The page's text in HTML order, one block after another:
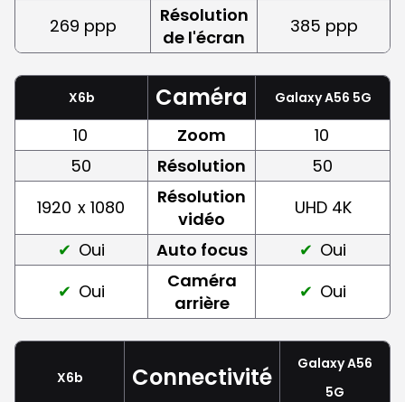
269 ppp
Résolution
de l'écran
385 ppp
X6b Caméra Galaxy A56 5G
10 Zoom
10
50
Résolution
50
1920 x 1080
Résolution
vidéo
UHD 4K
Oui
Auto focus
Oui
Oui
Caméra
arrière
Oui
X6b Connectivité
Galaxy A56
5G